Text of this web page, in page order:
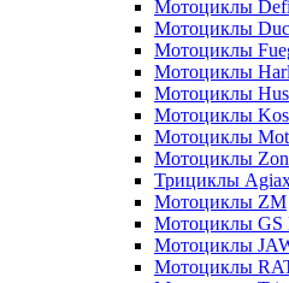
Мотоциклы
Мотоциклы
Мотоциклы
Мотоциклы
Мотоциклы
Мотоциклы
Мотоциклы
Мотоциклы
Трициклы
Мотоциклы ZM
Мотоциклы GS
Мотоциклы
Мотоциклы